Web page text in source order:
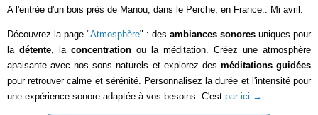
A l'entrée d'un bois près de Manou, dans le Perche, en France.. Mi avril.
Découvrez la page "Atmosphère" : des ambiances sonores uniques pour
la détente , la concentration ou la méditation. Créez une atmosphère
apaisante avec nos sons naturels et explorez des méditations guidées
pour retrouver calme et sérénité. Personnalisez la durée et l'intensité pour
une expérience sonore adaptée à vos besoins. C'est par ici →